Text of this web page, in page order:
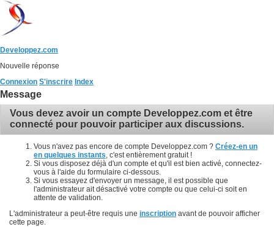
Developpez.com
Nouvelle réponse
Connexion S'inscrire Index
Message
Vous devez avoir un compte Developpez.com et être
connecté pour pouvoir participer aux discussions.
Vous n'avez pas encore de compte Developpez.com ? Créez-en un
en quelques instants , c'est entièrement gratuit !
Si vous disposez déjà d'un compte et qu'il est bien activé, connectez-
vous à l'aide du formulaire ci-dessous.
Si vous essayez d'envoyer un message, il est possible que
l'administrateur ait désactivé votre compte ou que celui-ci soit en
attente de validation.
L'administrateur a peut-être requis une inscription avant de pouvoir afficher
cette page.